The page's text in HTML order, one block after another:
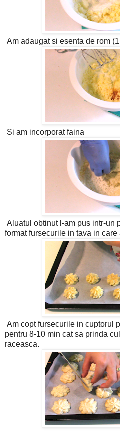
Am adaugat si esenta de rom
Si am incorporat faina
Aluatul obtinut l-am pus intr-un
format fursecurile in tava in
Am copt fursecurile in cuptorul
pentru 8-10 min cat sa prinda
raceasca.